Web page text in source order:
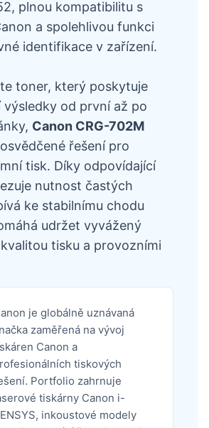
plnou kompatibilitu s
a spolehlivou funkci
identifikace v zařízení.
toner, který poskytuje
od první až po
Canon CRG-702M
řešení pro
tisk. Díky odpovídající
nutnost častých
ke stabilnímu chodu
udržet vyvážený
tisku a provozními
je globálně uznávaná
zaměřená na vývoj
Canon a
tiskových
Portfolio zahrnuje
tiskárny Canon i-
inkoustové modely